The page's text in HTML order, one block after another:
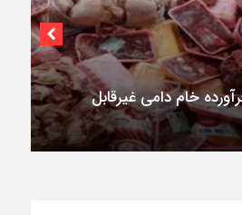
۳فوتی در واژگونی و آتش‌سوزی پژو ۴۰۵ در